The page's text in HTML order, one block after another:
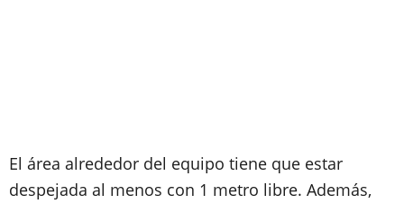
El área alrededor del equipo tiene que estar
despejada al menos con 1 metro libre. Además,